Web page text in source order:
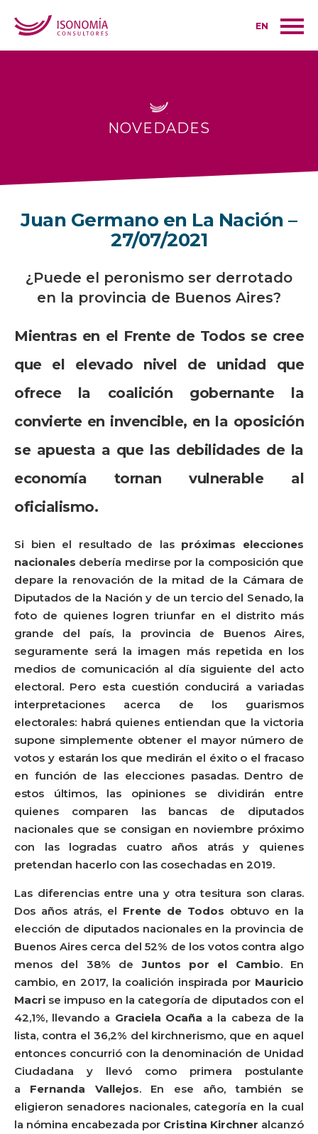
EN
NOVEDADES
Juan Germano en La Nación –
27/07/2021
¿Puede el peronismo ser derrotado
en la provincia de Buenos Aires?
Mientras en el Frente de Todos se cree
que el elevado nivel de unidad que
ofrece la coalición gobernante la
convierte en invencible, en la oposición
se apuesta a que las debilidades de la
economía tornan vulnerable al
oficialismo.
Si bien el resultado de las próximas elecciones
nacionales debería medirse por la composición que
depare la renovación de la mitad de la Cámara de
Diputados de la Nación y de un tercio del Senado, la
foto de quienes logren triunfar en el distrito más
grande del país, la provincia de Buenos Aires,
seguramente será la imagen más repetida en los
medios de comunicación al día siguiente del acto
electoral. Pero esta cuestión conducirá a variadas
interpretaciones acerca de los guarismos
electorales: habrá quienes entiendan que la victoria
supone simplemente obtener el mayor número de
votos y estarán los que medirán el éxito o el fracaso
en función de las elecciones pasadas. Dentro de
estos últimos, las opiniones se dividirán entre
quienes comparen las bancas de diputados
nacionales que se consigan en noviembre próximo
con las logradas cuatro años atrás y quienes
pretendan hacerlo con las cosechadas en 2019.
Las diferencias entre una y otra tesitura son claras.
Dos años atrás, el Frente de Todos obtuvo en la
elección de diputados nacionales en la provincia de
Buenos Aires cerca del 52% de los votos contra algo
menos del 38% deJuntos por el Cambio. En
cambio, en 2017, la coalición inspirada por Mauricio
Macri se impuso en la categoría de diputados con el
42,1%, llevando a Graciela Ocaña a la cabeza de la
lista, contra el 36,2% del kirchnerismo, que en aquel
entonces concurrió con la denominación de Unidad
Ciudadana y llevó como primera postulante
a Fernanda Vallejos. En ese año, también se
eligieron senadores nacionales, categoría en la cual
la nómina encabezada por Cristina Kirchner alcanzó